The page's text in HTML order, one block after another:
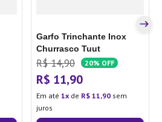
Garfo Trinchante Inox
Churrasco Tuut
R$ 14,90 20% OFF
R$ 11,90
Em até 1 de R$ 11,90 sem
juros